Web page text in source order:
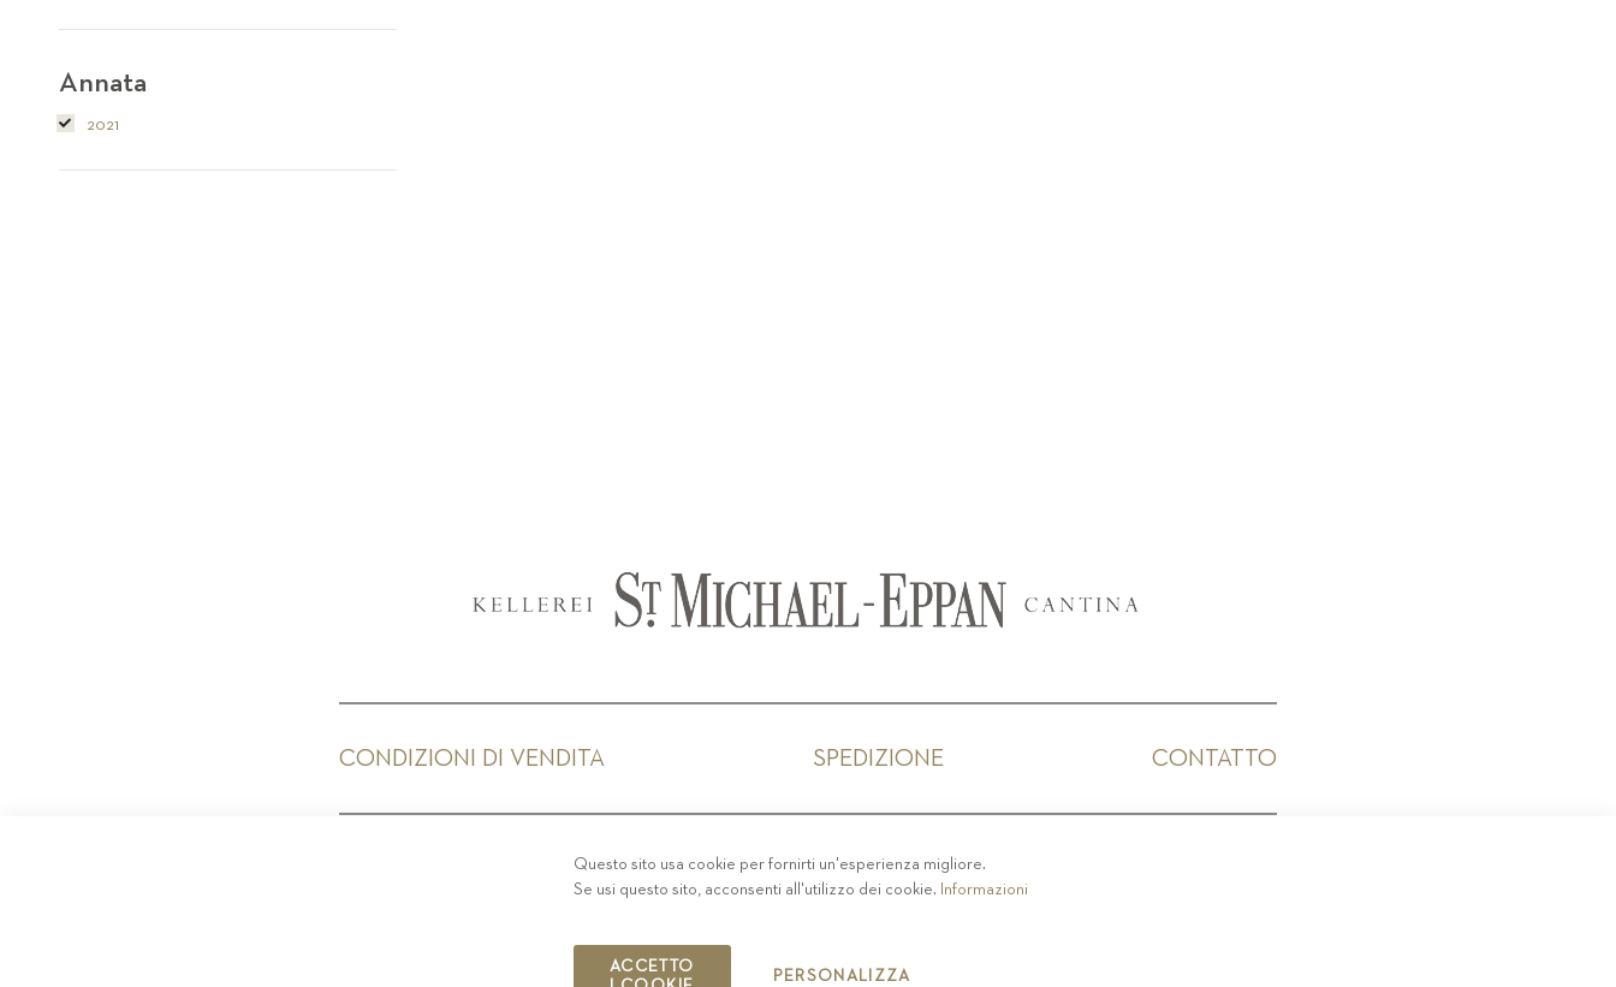
Annata
2021
CONDIZIONI DI VENDITA SPEDIZIONE CONTATTO
PRIVACY -COLOPHON -COOKIE POLICY-CODICE ETICO
COPYRIGHT 2019 ST.MICHAEL - EPPAN
Questo sito usa cookie per fornirti un'esperienza migliore.
Se usi questo sito, acconsenti all'utilizzo dei cookie. Informazioni
ACCETTO
PERSONALIZZA